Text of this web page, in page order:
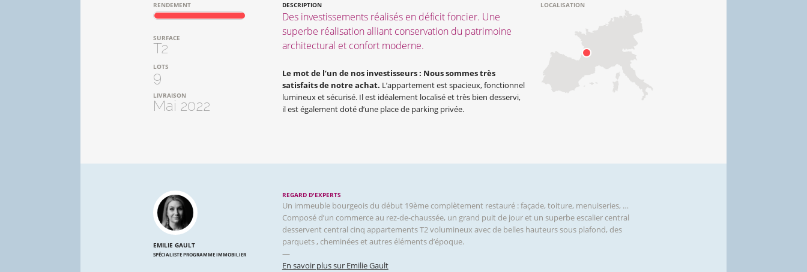
RENDEMENT
SURFACE
T2
LOTS
9
LIVRAISON
Mai 2022
DESCRIPTION
Des investissements réalisés en déficit foncier. Une
superbe réalisation alliant conservation du patrimoine
architectural et confort moderne.
Le mot de l’un de nos investisseurs : Nous sommes très
satisfaits de notre achat. L’appartement est spacieux, fonctionnel
lumineux et sécurisé. Il est idéalement localisé et très bien desservi,
il est également doté d’une place de parking privée.
LOCALISATION
EMILIE GAULT
SPÉCIALISTE PROGRAMME IMMOBILIER
REGARD D'EXPERTS
Un immeuble bourgeois du début 19ème complètement restauré : façade, toiture, menuiseries, …
Composé d’un commerce au rez-de-chaussée, un grand puit de jour et un superbe escalier central
desservent central cinq appartements T2 volumineux avec de belles hauteurs sous plafond, des
parquets , cheminées et autres éléments d’époque.
—
En savoir plus sur Emilie Gault